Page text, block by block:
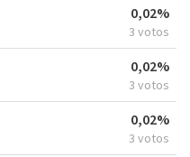
0,02%
3 votos
0,02%
3 votos
0,02%
3 votos